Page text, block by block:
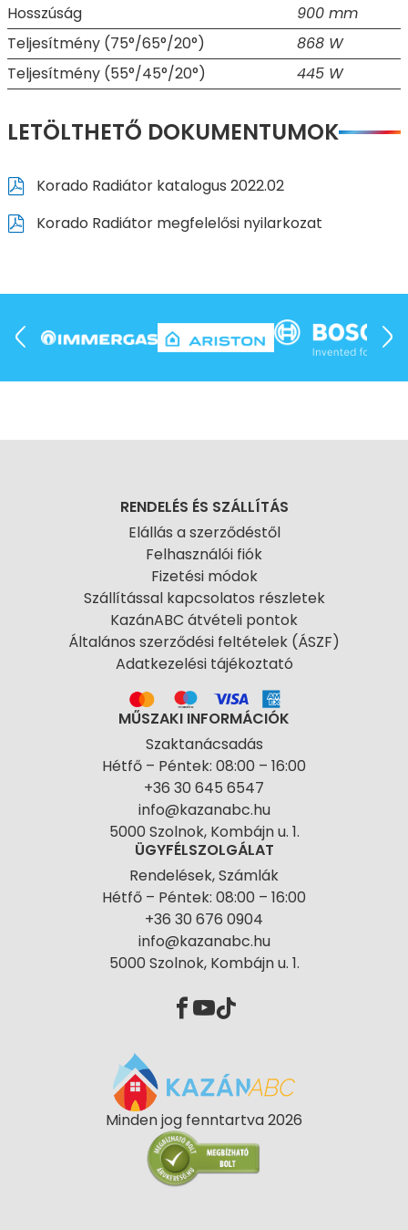
Hosszúság
900 mm
Teljesítmény (75°/65°/20°)
868 W
Teljesítmény (55°/45°/20°)
445 W
LETÖLTHETŐ DOKUMENTUMOK
Korado Radiátor katalogus 2022.02
Korado Radiátor megfelelősi nyilarkozat
RENDELÉS ÉS SZÁLLÍTÁS
Elállás a szerződéstől
Felhasználói fiók
Fizetési módok
Szállítással kapcsolatos részletek
KazánABC átvételi pontok
Általános szerződési feltételek (ÁSZF)
Adatkezelési tájékoztató
MŰSZAKI INFORMÁCIÓK
Szaktanácsadás
Hétfő – Péntek: 08:00 – 16:00
+36 30 645 6547
info@kazanabc.hu
5000 Szolnok, Kombájn u. 1.
ÜGYFÉLSZOLGÁLAT
Rendelések, Számlák
Hétfő – Péntek: 08:00 – 16:00
+36 30 676 0904
info@kazanabc.hu
5000 Szolnok, Kombájn u. 1.
Minden jog fenntartva 2026